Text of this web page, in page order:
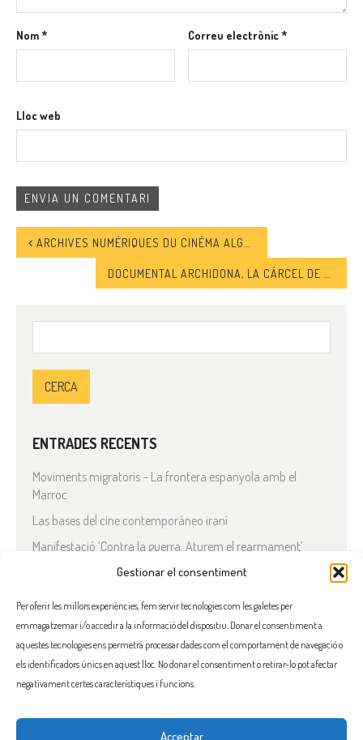
Gestionar el consentiment
Per oferir les millors experiències, fem servir tecnologies com les galetes per
emmagatzemar i/o accedir a la informació del dispositiu. Donar el consentiment a
aquestes tecnologies ens permetrà processar dades com el comportament de navegació o
els identificadors únics en aquest lloc. No donar el consentiment o retirar-lo pot afectar
negativament certes característiques i funcions.
Acceptar
Nom* Correu electrònic*
Lloc web
ARCHIVES NUMÉRIQUES DU CINÉMA ALGÉRIEN
ENTRADES RECENTS
Moviments migratoris – La frontera espanyola amb el
Marroc
Las bases del cine contemporáneo iraní
Manifestació ‘Contra la guerra. Aturem el rearmament’
En solidaritat amb el Líban
Què està passant a l’Iran?
COMENTARIS RECENTS